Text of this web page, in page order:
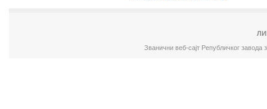
Званични веб-сајт Републичког